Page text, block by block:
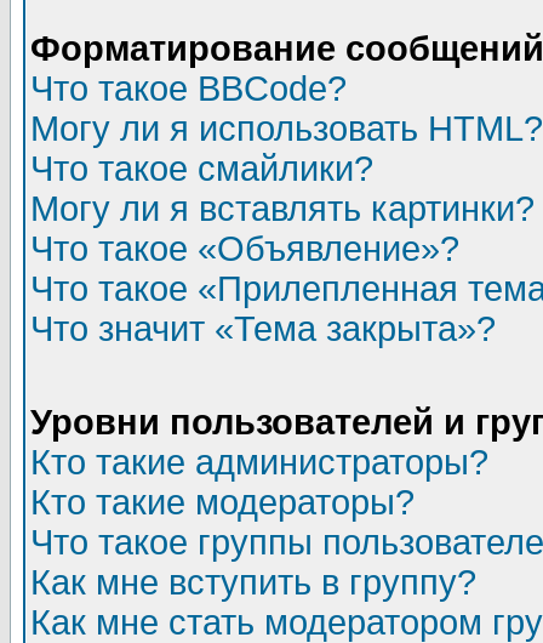
Форматирование
Что такое BBCode?
Могу ли я использовать HTML?
Что такое смайлики?
Могу ли я вставлять картинки?
Что такое «Объявление»?
Что такое «Прилепленная
Что значит «Тема закрыта»?
Уровни пользователей и
Кто такие администраторы?
Кто такие модераторы?
Что такое группы
Как мне вступить в группу?
Как мне стать модератором